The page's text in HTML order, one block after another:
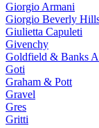
Giorgio Armani
Giorgio Beverly
Giulietta Capuleti
Givenchy
Goldfield & Banks
Goti
Graham & Pott
Gravel
Gres
Gritti